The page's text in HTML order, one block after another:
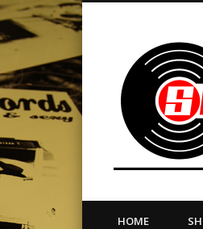
LABEL | MERCH |
VimeoDribble LinkedIn
HOME